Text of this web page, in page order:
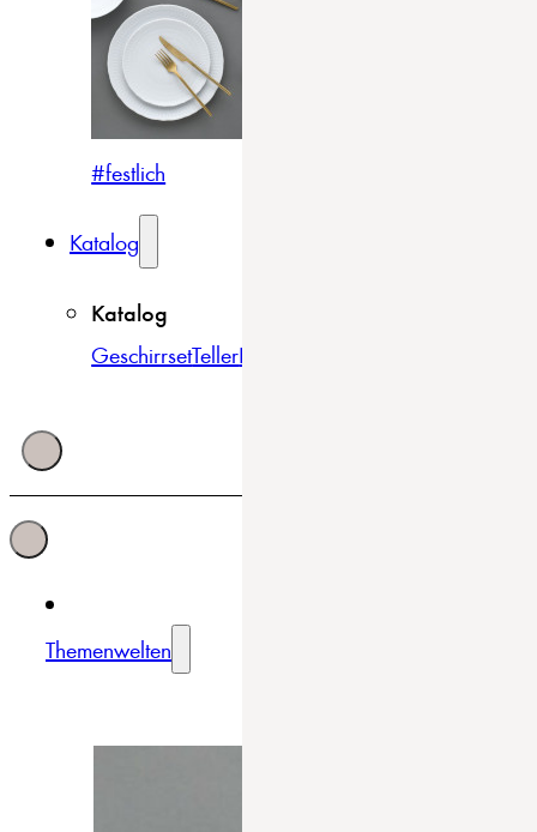
#festlich
Katalog
Katalog
GeschirrsetTellerBowls & Schüsseln
Themenwelten